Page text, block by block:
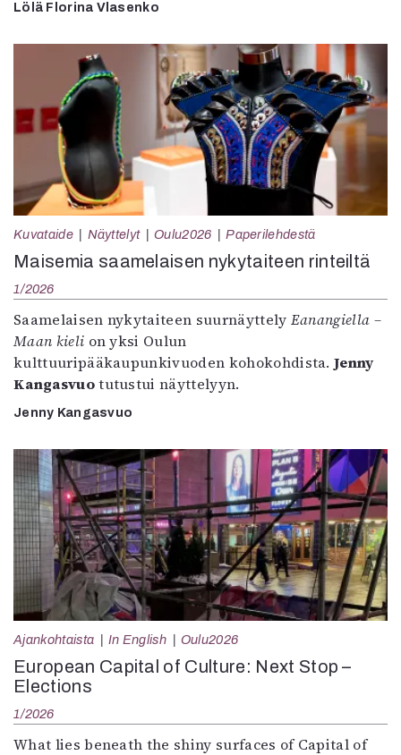
Lölä Florina Vlasenko
Kuvataide Näyttelyt Oulu2026 Paperilehdestä
Maisemia saamelaisen nykytaiteen rinteiltä
1/2026
Saamelaisen nykytaiteen suurnäyttely Eanangiella –
Maan kieli on yksi Oulun
kulttuuripääkaupunkivuoden kohokohdista.Jenny
Kangasvuotutustui näyttelyyn.
Jenny Kangasvuo
Ajankohtaista In English Oulu2026
European Capital of Culture: Next Stop –
Elections
1/2026
What lies beneath the shiny surfaces of Capital of